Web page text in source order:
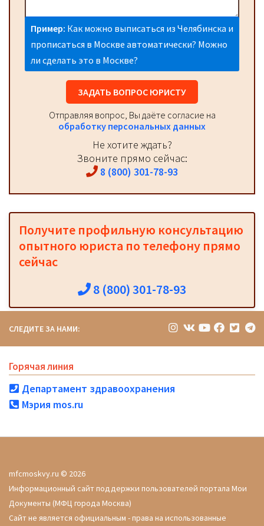
Пример: Как можно выписаться из Челябинска и
прописаться в Москве автоматически? Можно
ли сделать это в Москве?
ЗАДАТЬ ВОПРОС ЮРИСТУ
Отправляя вопрос, Вы даёте согласие на
обработку персональных данных
Не хотите ждать?
Звоните прямо сейчас:
8 (800) 301-78-93
Получите профильную консультацию
опытного юриста по телефону прямо
сейчас
8 (800) 301-78-93
СЛЕДИТЕ ЗА НАМИ:
Горячая линия
Департамент здравоохранения
Мэрия mos.ru
mfcmoskvy.ru © 2026
Информационный сайт поддержки пользователей портала Мои
Документы (МФЦ города Москва)
Сайт не является официальным - права на использованные